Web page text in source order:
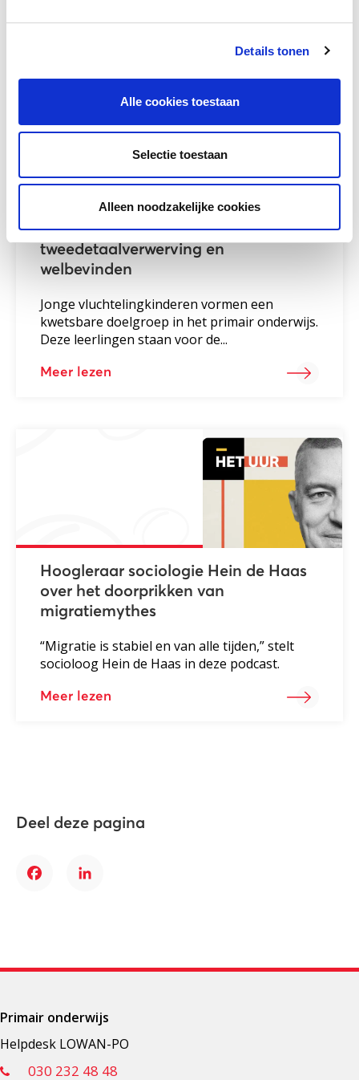
Details tonen
Alle cookies toestaan
Selectie toestaan
Alleen noodzakelijke cookies
Jonge vluchtelingleerlingen in het
primair onderwijs:
tweedetaalverwerving en
welbevinden
Jonge vluchtelingkinderen vormen een
kwetsbare doelgroep in het primair onderwijs.
Deze leerlingen staan voor de...
Meer lezen
Hoogleraar sociologie Hein de Haas
over het doorprikken van
migratiemythes
“Migratie is stabiel en van alle tijden,” stelt
socioloog Hein de Haas in deze podcast.
Meer lezen
Deel deze pagina
FacebookLinkedIn
Primair onderwijs
Helpdesk LOWAN-PO
030 232 48 48